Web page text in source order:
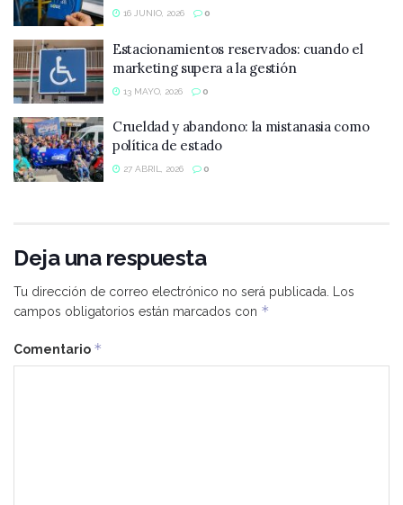
16 JUNIO, 2026 0
Estacionamientos reservados: cuando el
marketing supera a la gestión
13 MAYO, 2026 0
Crueldad y abandono: la mistanasia como
política de estado
27 ABRIL, 2026 0
Deja una respuesta
Tu dirección de correo electrónico no será publicada.
Los
campos obligatorios están marcados con *
Comentario *